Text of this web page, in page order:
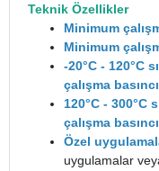
Teknik Özellikler
Minimum
Minimum
-20°C - 120°C
çalışma
120°C - 300°C
çalışma
Özel
uygulamalar